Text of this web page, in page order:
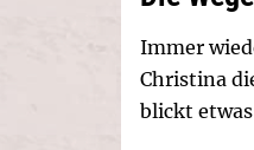
Immer
Christina
blickt